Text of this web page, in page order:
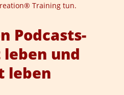
Training tun.
Podcasts-
und
leben